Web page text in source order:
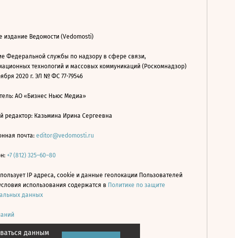
данным
издание Ведомости (Vedomosti)
Федеральной службы по надзору в сфере связи,
технологий и массовых коммуникаций (Роскомнадзор)
2020 г. ЭЛ № ФС 77-79546
АО «Бизнес Ньюс Медиа»
редактор: Казьмина Ирина Сергеевна
почта: editor@vedomosti.ru
+7 (812) 325–60–80
IP адреса, cookie и данные геолокации Пользователей
использования содержатся в Политике по защите
данных